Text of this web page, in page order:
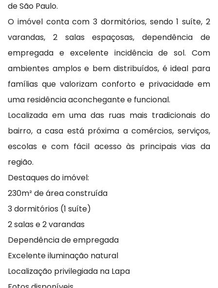
de São Paulo.
O imóvel conta com 3 dormitórios, sendo 1 suíte, 2
varandas, 2 salas espaçosas, dependência de
empregada e excelente incidência de sol. Com
ambientes amplos e bem distribuídos, é ideal para
famílias que valorizam conforto e privacidade em
uma residência aconchegante e funcional.
Localizada em uma das ruas mais tradicionais do
bairro, a casa está próxima a comércios, serviços,
escolas e com fácil acesso às principais vias da
região.
Destaques do imóvel:
230m² de área construída
3 dormitórios (1 suíte)
2 salas e 2 varandas
Dependência de empregada
Excelente iluminação natural
Localização privilegiada na Lapa